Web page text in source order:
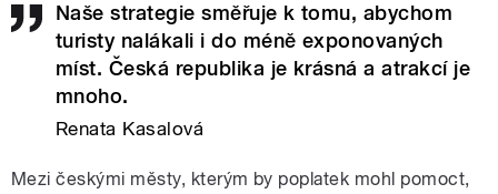
Naše strategie směřuje k tomu, abychom
turisty nalákali i do méně exponovaných
míst. Česká republika je krásná a atrakcí je
mnoho.
Renata Kasalová
Mezi českými městy, kterým by poplatek mohl pomoct,